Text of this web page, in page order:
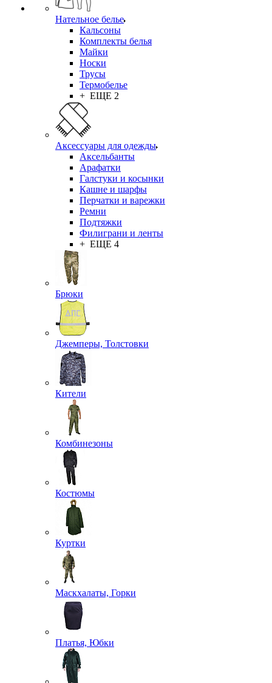
Нательное белье
Кальсоны
Комплекты белья
Майки
Носки
Трусы
Термобелье
+ ЕЩЕ 2
Аксессуары для одежды
Аксельбанты
Арафатки
Галстуки и косынки
Кашне и шарфы
Перчатки и варежки
Ремни
Подтяжки
Филиграни и ленты
+ ЕЩЕ 4
Брюки
Джемперы, Толстовки
Кители
Комбинезоны
Костюмы
Куртки
Маскхалаты, Горки
Платья, Юбки